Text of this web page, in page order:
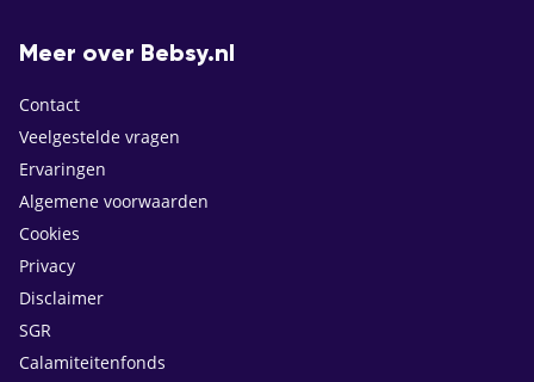
Meer over Bebsy.nl
Contact
Veelgestelde vragen
Ervaringen
Algemene voorwaarden
Cookies
Privacy
Disclaimer
SGR
Calamiteitenfonds